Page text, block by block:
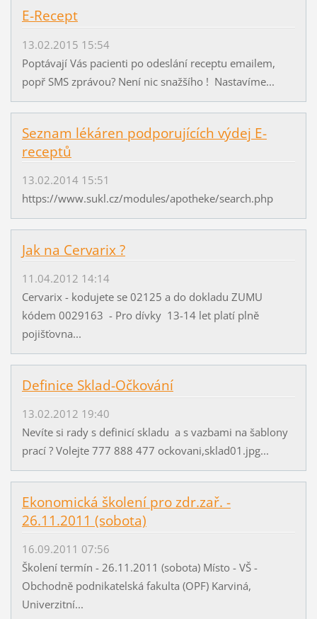
E-Recept
13.02.2015 15:54
Poptávají Vás pacienti po odeslání receptu emailem,
popř SMS zprávou? Není nic snažšího ! Nastavíme...
Seznam lékáren podporujících výdej E-
receptů
13.02.2014 15:51
https://www.sukl.cz/modules/apotheke/search.php
Jak na Cervarix ?
11.04.2012 14:14
Cervarix - kodujete se 02125 a do dokladu ZUMU
kódem 0029163 - Pro dívky 13-14 let platí plně
pojišťovna...
Definice Sklad-Očkování
13.02.2012 19:40
Nevíte si rady s definicí skladu a s vazbami na šablony
prací ? Volejte 777 888 477 ockovani,sklad01.jpg...
Ekonomická školení pro zdr.zař. -
26.11.2011 (sobota)
16.09.2011 07:56
Školení termín - 26.11.2011 (sobota) Místo - VŠ -
Obchodně podnikatelská fakulta (OPF) Karviná,
Univerzitní...